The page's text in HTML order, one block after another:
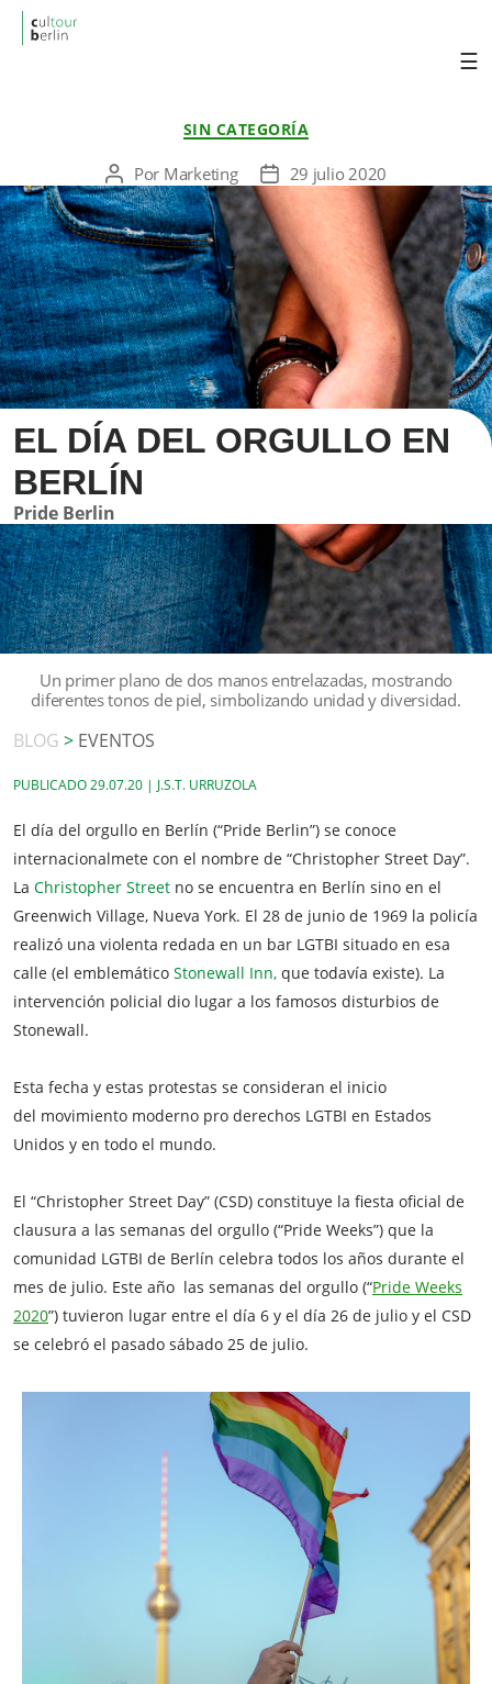
SIN CATEGORÍA
Autor
de
la
entrada
Por Marketing
Fecha
de
la
entrada
29 julio 2020
Un primer plano de dos manos entrelazadas, mostrando
diferentes tonos de piel, simbolizando unidad y diversidad.
EL DÍA DEL ORGULLO EN
BERLÍN
Pride Berlin
BLOG > EVENTOS
PUBLICADO29.07.20 | J.S.T. URRUZOLA
El día del orgullo en Berlín (“Pride Berlin”) se conoce
internacionalmete con el nombre de “Christopher Street Day”.
La Christopher Street no se encuentra en Berlín sino en el
Greenwich Village, Nueva York. El 28 de junio de 1969 la policía
realizó una violenta redada en un bar LGTBI situado en esa
calle (el emblemático Stonewall Inn, que todavía existe). La
intervención policial dio lugar a los famosos disturbios de
Stonewall.
Esta fecha y estas protestas se consideran el inicio
del movimiento moderno pro derechos LGTBI en Estados
Unidos y en todo el mundo.
El “Christopher Street Day” (CSD) constituye la fiesta oficial de
clausura a las semanas del orgullo (“Pride Weeks”) que la
comunidad LGTBI de Berlín celebra todos los años durante el
mes de julio. Este año las semanas del orgullo (“Pride Weeks
2020”) tuvieron lugar entre el día 6 y el día 26 de julio y el CSD
se celebró el pasado sábado 25 de julio.